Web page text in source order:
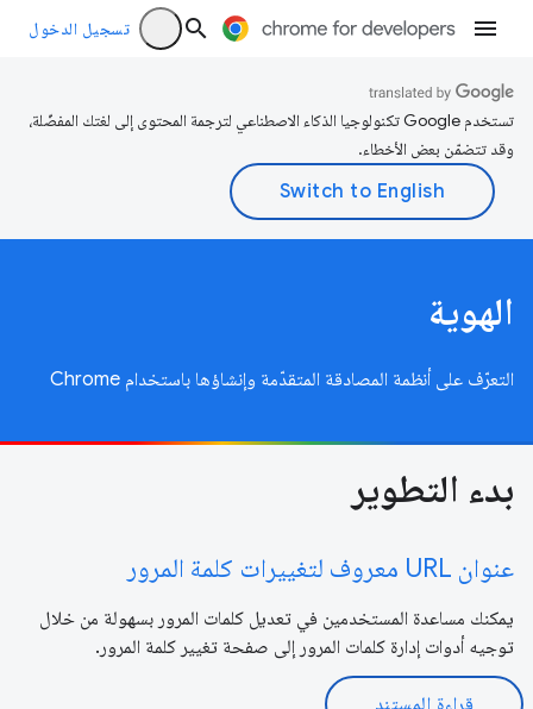
تسجيل الدخول
تستخدم Google تكنولوجيا الذكاء الاصطناعي لترجمة المحتوى إلى لغتك المفضّلة،
وقد تتضمّن بعض الأخطاء.
الهوية
التعرّف على أنظمة المصادقة المتقدّمة وإنشاؤها باستخدام Chrome
بدء التطوير
عنوان URL معروف لتغييرات كلمة المرور
يمكنك مساعدة المستخدمين في تعديل كلمات المرور بسهولة من خلال
توجيه أدوات إدارة كلمات المرور إلى صفحة تغيير كلمة المرور.
قراءة المستند